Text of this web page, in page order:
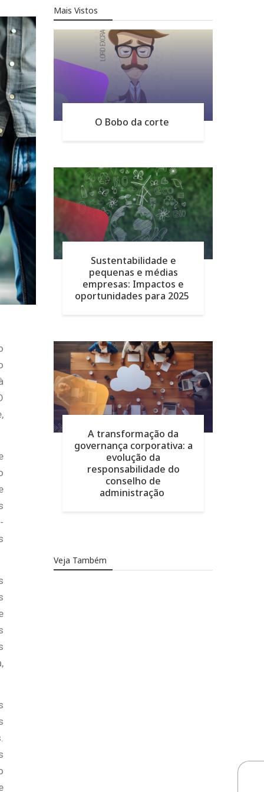
Mais Vistos
O Bobo da corte
Sustentabilidade e
pequenas e médias
empresas: Impactos e
oportunidades para 2025
A transformação da
governança corporativa: a
evolução da
responsabilidade do
conselho de
administração
Veja Também